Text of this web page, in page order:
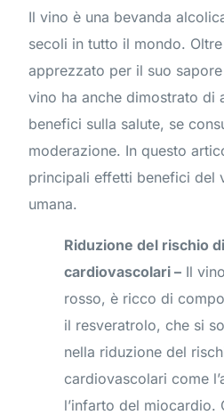
Il vino è una bevanda
secoli in tutto il mondo.
apprezzato per il suo
vino ha anche dimostrato di
benefici sulla salute, se
moderazione. In questo
principali effetti benefici del
umana.
Riduzione del rischio
cardiovascolari – Il
rosso, è ricco di
il resveratrolo, che si
nella riduzione del
cardiovascolari come
l’infarto del miocardio.